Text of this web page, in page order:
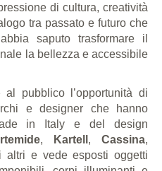
di cultura, creatività
tra passato e futuro che
saputo trasformare il
la bellezza e accessibile
al pubblico l’opportunità di
e designer che hanno
in Italy e del design
, Kartell , Cassina,
altri e vede esposti oggetti